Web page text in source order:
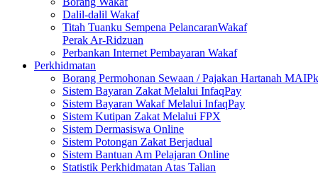
Dalil-dalil Wakaf
Titah Tuanku Sempena PelancaranWakaf
Perak Ar-Ridzuan
Perbankan Internet Pembayaran Wakaf
Perkhidmatan
Borang Permohonan Sewaan / Pajakan Hartanah MAIPk
Sistem Bayaran Zakat Melalui InfaqPay
Sistem Bayaran Wakaf Melalui InfaqPay
Sistem Kutipan Zakat Melalui FPX
Sistem Dermasiswa Online
Sistem Potongan Zakat Berjadual
Sistem Bantuan Am Pelajaran Online
Statistik Perkhidmatan Atas Talian